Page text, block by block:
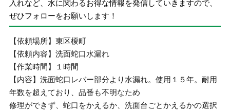
入れなど、水に関わるお得な情報を発信していきますので、
ぜひフォローをお願いします！
【依頼場所】東区榎町
【依頼内容】洗面蛇口水漏れ
【作業時間】１時間
【内容】洗面蛇口レバー部分より水漏れ。使用１５年。耐用
年数を超えており、品番も不明なため
修理ができず、蛇口をかえるか、洗面台ごとかえるかの選択